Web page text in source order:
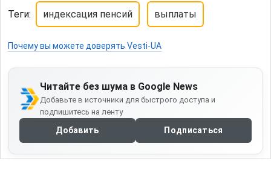
Теги: индексация пенсий выплаты
Почему вы можете доверять Vesti-UA
Читайте без шума в Google News
Добавьте в источники для быстрого доступа и
подпишитесь на ленту
Добавить Подписаться